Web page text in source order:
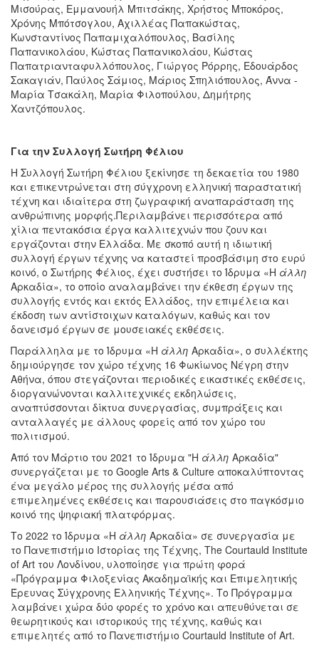
Μισούρας, Εμμανουήλ Μπιτσάκης, Χρήστος Μποκόρος,
Χρόνης Μπότσογλου, Αχιλλέας Παπακώστας,
Κωνσταντίνος Παπαμιχαλόπουλος, Βασίλης
Παπανικολάου, Κώστας Παπανικολάου, Κώστας
Παπατριανταφυλλόπουλος, Γιώργος Ρόρρης, Εδουάρδος
Σακαγιάν, Παύλος Σάμιος, Μάριος Σπηλιόπουλος, Άννα -
Μαρία Τσακάλη, Μαρία Φιλοπούλου, Δημήτρης
Χαντζόπουλος.
Για την Συλλογή Σωτήρη Φέλιου
Η Συλλογή Σωτήρη Φέλιου ξεκίνησε τη δεκαετία του 1980
και επικεντρώνεται στη σύγχρονη ελληνική παραστατική
τέχνη και ιδιαίτερα στη ζωγραφική αναπαράσταση της
ανθρώπινης μορφής.Περιλαμβάνει περισσότερα από
χίλια πεντακόσια έργα καλλιτεχνών που ζουν και
εργάζονται στην Ελλάδα. Με σκοπό αυτή η ιδιωτική
συλλογή έργων τέχνης να καταστεί προσβάσιμη στο ευρύ
κοινό, ο Σωτήρης Φέλιος, έχει συστήσει το Ίδρυμα «Η άλλη
Αρκαδία», το οποίο αναλαμβάνει την έκθεση έργων της
συλλογής εντός και εκτός Ελλάδος, την επιμέλεια και
έκδοση των αντίστοιχων καταλόγων, καθώς και τον
δανεισμό έργων σε μουσειακές εκθέσεις.
Παράλληλα με το Ίδρυμα «Η άλλη Αρκαδία», ο συλλέκτης
δημιούργησε τον χώρο τέχνης 16 Φωκίωνος Νέγρη στην
Αθήνα, όπου στεγάζονται περιοδικές εικαστικές εκθέσεις,
διοργανώνονται καλλιτεχνικές εκδηλώσεις,
αναπτύσσονται δίκτυα συνεργασίας, συμπράξεις και
ανταλλαγές με άλλους φορείς από τον χώρο του
πολιτισμού.
Από τον Μάρτιο του 2021 το Ίδρυμα "Η άλλη Αρκαδία"
συνεργάζεται με το Google Arts & Culture αποκαλύπτοντας
ένα μεγάλο μέρος της συλλογής μέσα από
επιμελημένες εκθέσεις και παρουσιάσεις στο παγκόσμιο
κοινό της ψηφιακή πλατφόρμας.
Το 2022 το Ίδρυμα «Η άλλη Αρκαδία» σε συνεργασία με
το Πανεπιστήμιο Ιστορίας της Τέχνης, The Courtauld Institute
of Art του Λονδίνου, υλοποίησε για πρώτη φορά
«Πρόγραμμα Φιλοξενίας Ακαδημαϊκής και Επιμελητικής
Έρευνας Σύγχρονης Ελληνικής Τέχνης». Το Πρόγραμμα
λαμβάνει χώρα δύο φορές το χρόνο και απευθύνεται σε
θεωρητικούς και ιστορικούς της τέχνης, καθώς και
επιμελητές από το Πανεπιστήμιο Courtauld Institute of Art.